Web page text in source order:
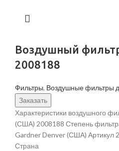
Воздушный
2008188
Фильтры, Воздушные фильтры
Заказать
Характеристики воздушного
(США) 2008188 Степень
Gardner Denver (США) Артикул
Страна